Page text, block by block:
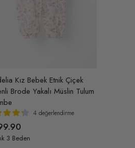
Kız Bebek Etnik Çiçek
Brode Yakalı Müslin Tulum
4 değerlendirme
3 Beden